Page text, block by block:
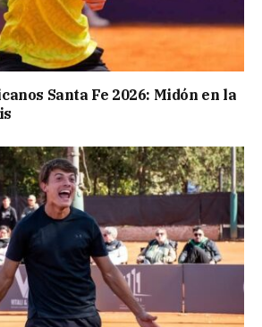
Santa Fe 2026: Midón en la